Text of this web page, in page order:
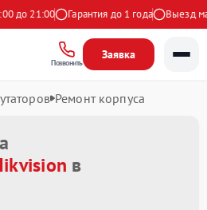
до 21:00 Гарантия до 1 года Выезд
Позвонить
Заявка
Ремонт корпуса
в